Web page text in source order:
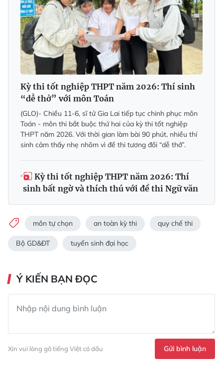
Kỳ thi tốt nghiệp THPT năm 2026: Thí sinh
“dễ thở” với môn Toán
(GLO)- Chiều 11-6, sĩ tử Gia Lai tiếp tục chinh phục môn
Toán - môn thi bắt buộc thứ hai của kỳ thi tốt nghiệp
THPT năm 2026. Với thời gian làm bài 90 phút, nhiều thí
sinh cảm thấy nhẹ nhõm vì đề thi tương đối “dễ thở”.
Kỳ thi tốt nghiệp THPT năm 2026: Thí
sinh bất ngờ và thích thú với đề thi Ngữ văn
môn tự chọn an toàn kỳ thi quy chế thi
Bộ GD&ĐT tuyển sinh đại học
Ý KIẾN BẠN ĐỌC
Xin vui lòng gõ tiếng Việt có dấu Gửi bình luận